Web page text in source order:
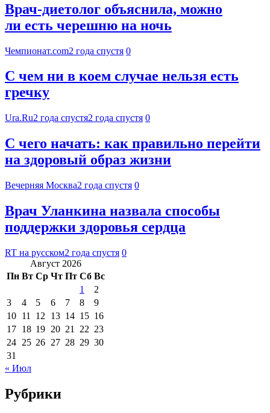
Врач-диетолог объяснила, можно
ли есть черешню на ночь
Чемпионат.com2 года спустя 0
С чем ни в коем случае нельзя есть
гречку
Ura.Ru2 года спустя2 года спустя 0
С чего начать: как правильно перейти
на здоровый образ жизни
Вечерняя Москва2 года спустя 0
Врач Уланкина назвала способы
поддержки здоровья сердца
RT на русском2 года спустя 0
Август 2026
Пн Вт Ср Чт Пт Сб Вс
1
2
3
4 5 6 7 8
9
10 11 12 13 14 15 16
17 18 19 20 21 22 23
24 25 26 27 28 29 30
31
« Июл
Рубрики